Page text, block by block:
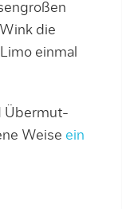
die
einmal
Übermut-
Weise ein